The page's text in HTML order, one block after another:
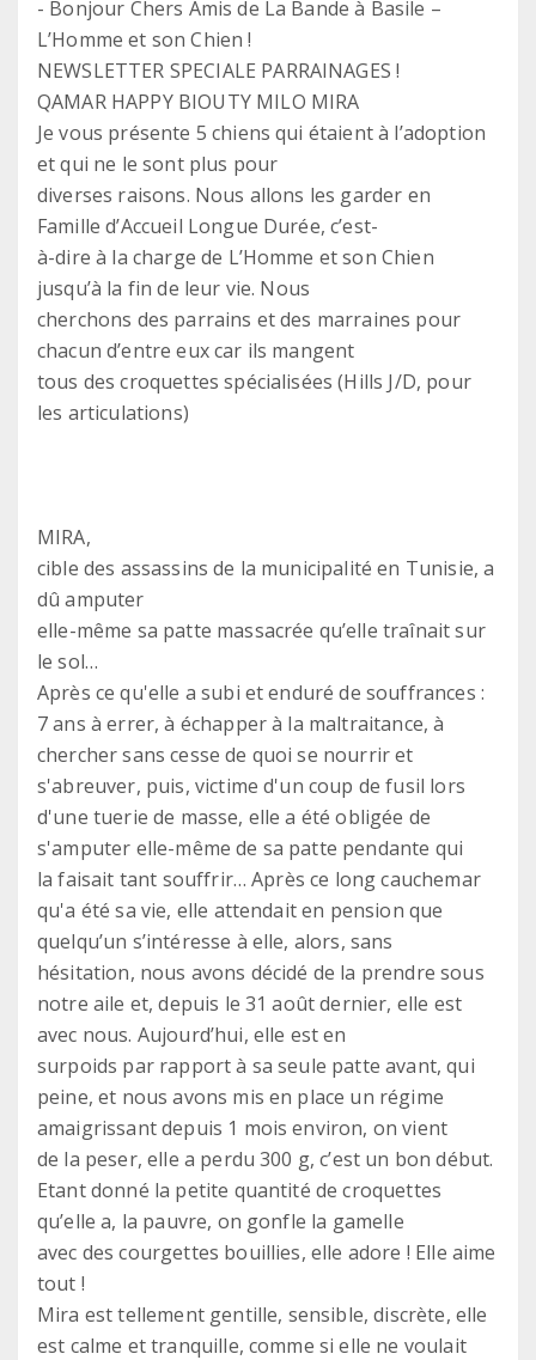
- Bonjour Chers Amis de La Bande à Basile –
L’Homme et son Chien !
NEWSLETTER SPECIALE PARRAINAGES !
QAMAR HAPPY BIOUTY MILO MIRA
Je vous présente 5 chiens qui étaient à l’adoption
et qui ne le sont plus pour
diverses raisons. Nous allons les garder en
Famille d’Accueil Longue Durée, c’est-
à-dire à la charge de L’Homme et son Chien
jusqu’à la fin de leur vie. Nous
cherchons des parrains et des marraines pour
chacun d’entre eux car ils mangent
tous des croquettes spécialisées (Hills J/D, pour
les articulations)
MIRA,
cible des assassins de la municipalité en Tunisie, a
dû amputer
elle-même sa patte massacrée qu’elle traînait sur
le sol…
Après ce qu'elle a subi et enduré de souffrances :
7 ans à errer, à échapper à la maltraitance, à
chercher sans cesse de quoi se nourrir et
s'abreuver, puis, victime d'un coup de fusil lors
d'une tuerie de masse, elle a été obligée de
s'amputer elle-même de sa patte pendante qui
la faisait tant souffrir… Après ce long cauchemar
qu'a été sa vie, elle attendait en pension que
quelqu’un s’intéresse à elle, alors, sans
hésitation, nous avons décidé de la prendre sous
notre aile et, depuis le 31 août dernier, elle est
avec nous. Aujourd’hui, elle est en
surpoids par rapport à sa seule patte avant, qui
peine, et nous avons mis en place un régime
amaigrissant depuis 1 mois environ, on vient
de la peser, elle a perdu 300 g, c’est un bon début.
Etant donné la petite quantité de croquettes
qu’elle a, la pauvre, on gonfle la gamelle
avec des courgettes bouillies, elle adore ! Elle aime
tout !
Mira est tellement gentille, sensible, discrète, elle
est calme et tranquille, comme si elle ne voulait